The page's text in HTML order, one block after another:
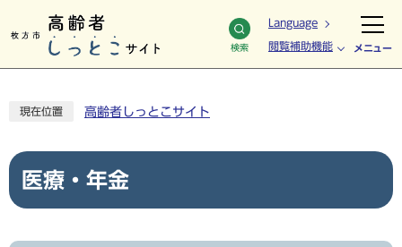
メニュー
検索
Language
閲覧補助機能
現在位置 高齢者しっとこサイト
医療・年金